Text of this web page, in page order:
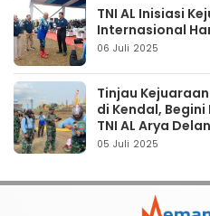
TNI AL Inisiasi
Internasional
06 Juli 2025
Tinjau
di Kendal,
TNI AL Arya
05 Juli 2025